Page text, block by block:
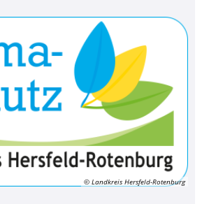
© Landkreis Hersfeld-Rotenburg